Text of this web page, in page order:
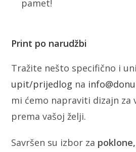
pamet!
Print po narudžbi
Tražite nešto specifično i
upit/prijedlog na
mi ćemo napraviti dizajn za
prema vašoj želji.
Savršen su izbor za